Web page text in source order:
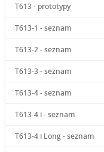
T613 - prototypy
T613-1 - seznam
T613-2 - seznam
T613-3 - seznam
T613-4 - seznam
T613-4 i - seznam
T613-4 i Long - seznam